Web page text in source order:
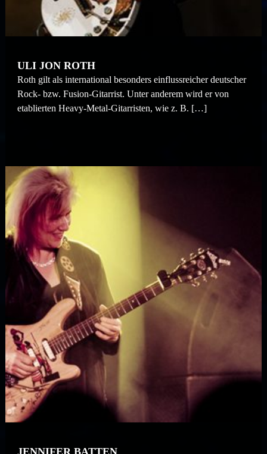
ULI JON ROTH
Roth gilt als international besonders einflussreicher deutscher
Rock- bzw. Fusion-Gitarrist. Unter anderem wird er von
etablierten Heavy-Metal-Gitarristen, wie z. B. […]